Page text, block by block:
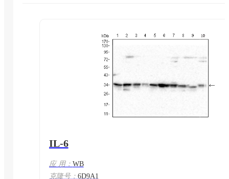
IL-6
应 用： WB
克隆号： 6D9A1